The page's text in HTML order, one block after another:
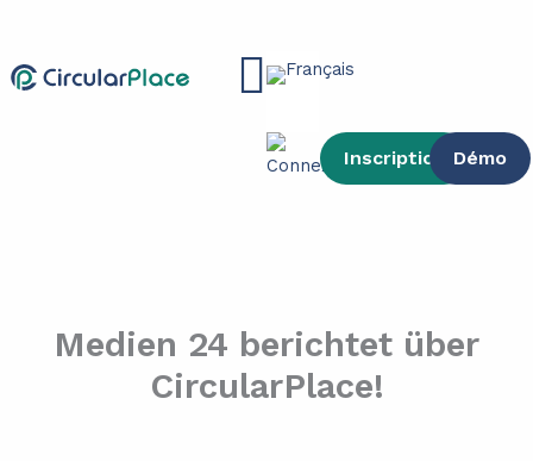
contenu
Main
Inscription Démo
Medien 24 berichtet über
CircularPlace!